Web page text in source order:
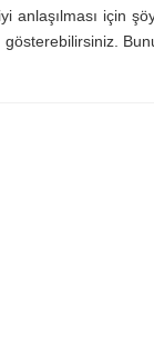
anlaşılması için
gösterebilirsiniz.